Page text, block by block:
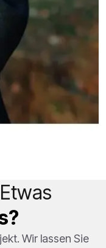
Wir lassen Sie